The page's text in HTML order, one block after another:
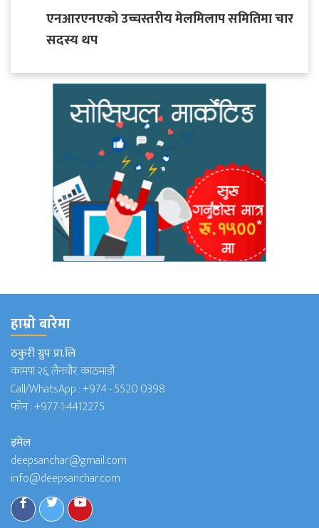
एनआरएनएको उच्चस्तरीय मेलमिलाप समितिमा चार
सदस्य थप
हाम्राे बारेमा
ठकुरी ग्रुप प्रा.लि
कामपा २६, लैनचौर, काठमाडौं
Call/WhatsApp :+974 - 5520 0398
फोन :+977-1-4412275
इमेल
deepsanchar@gmail.com
info@deepsanchar.com